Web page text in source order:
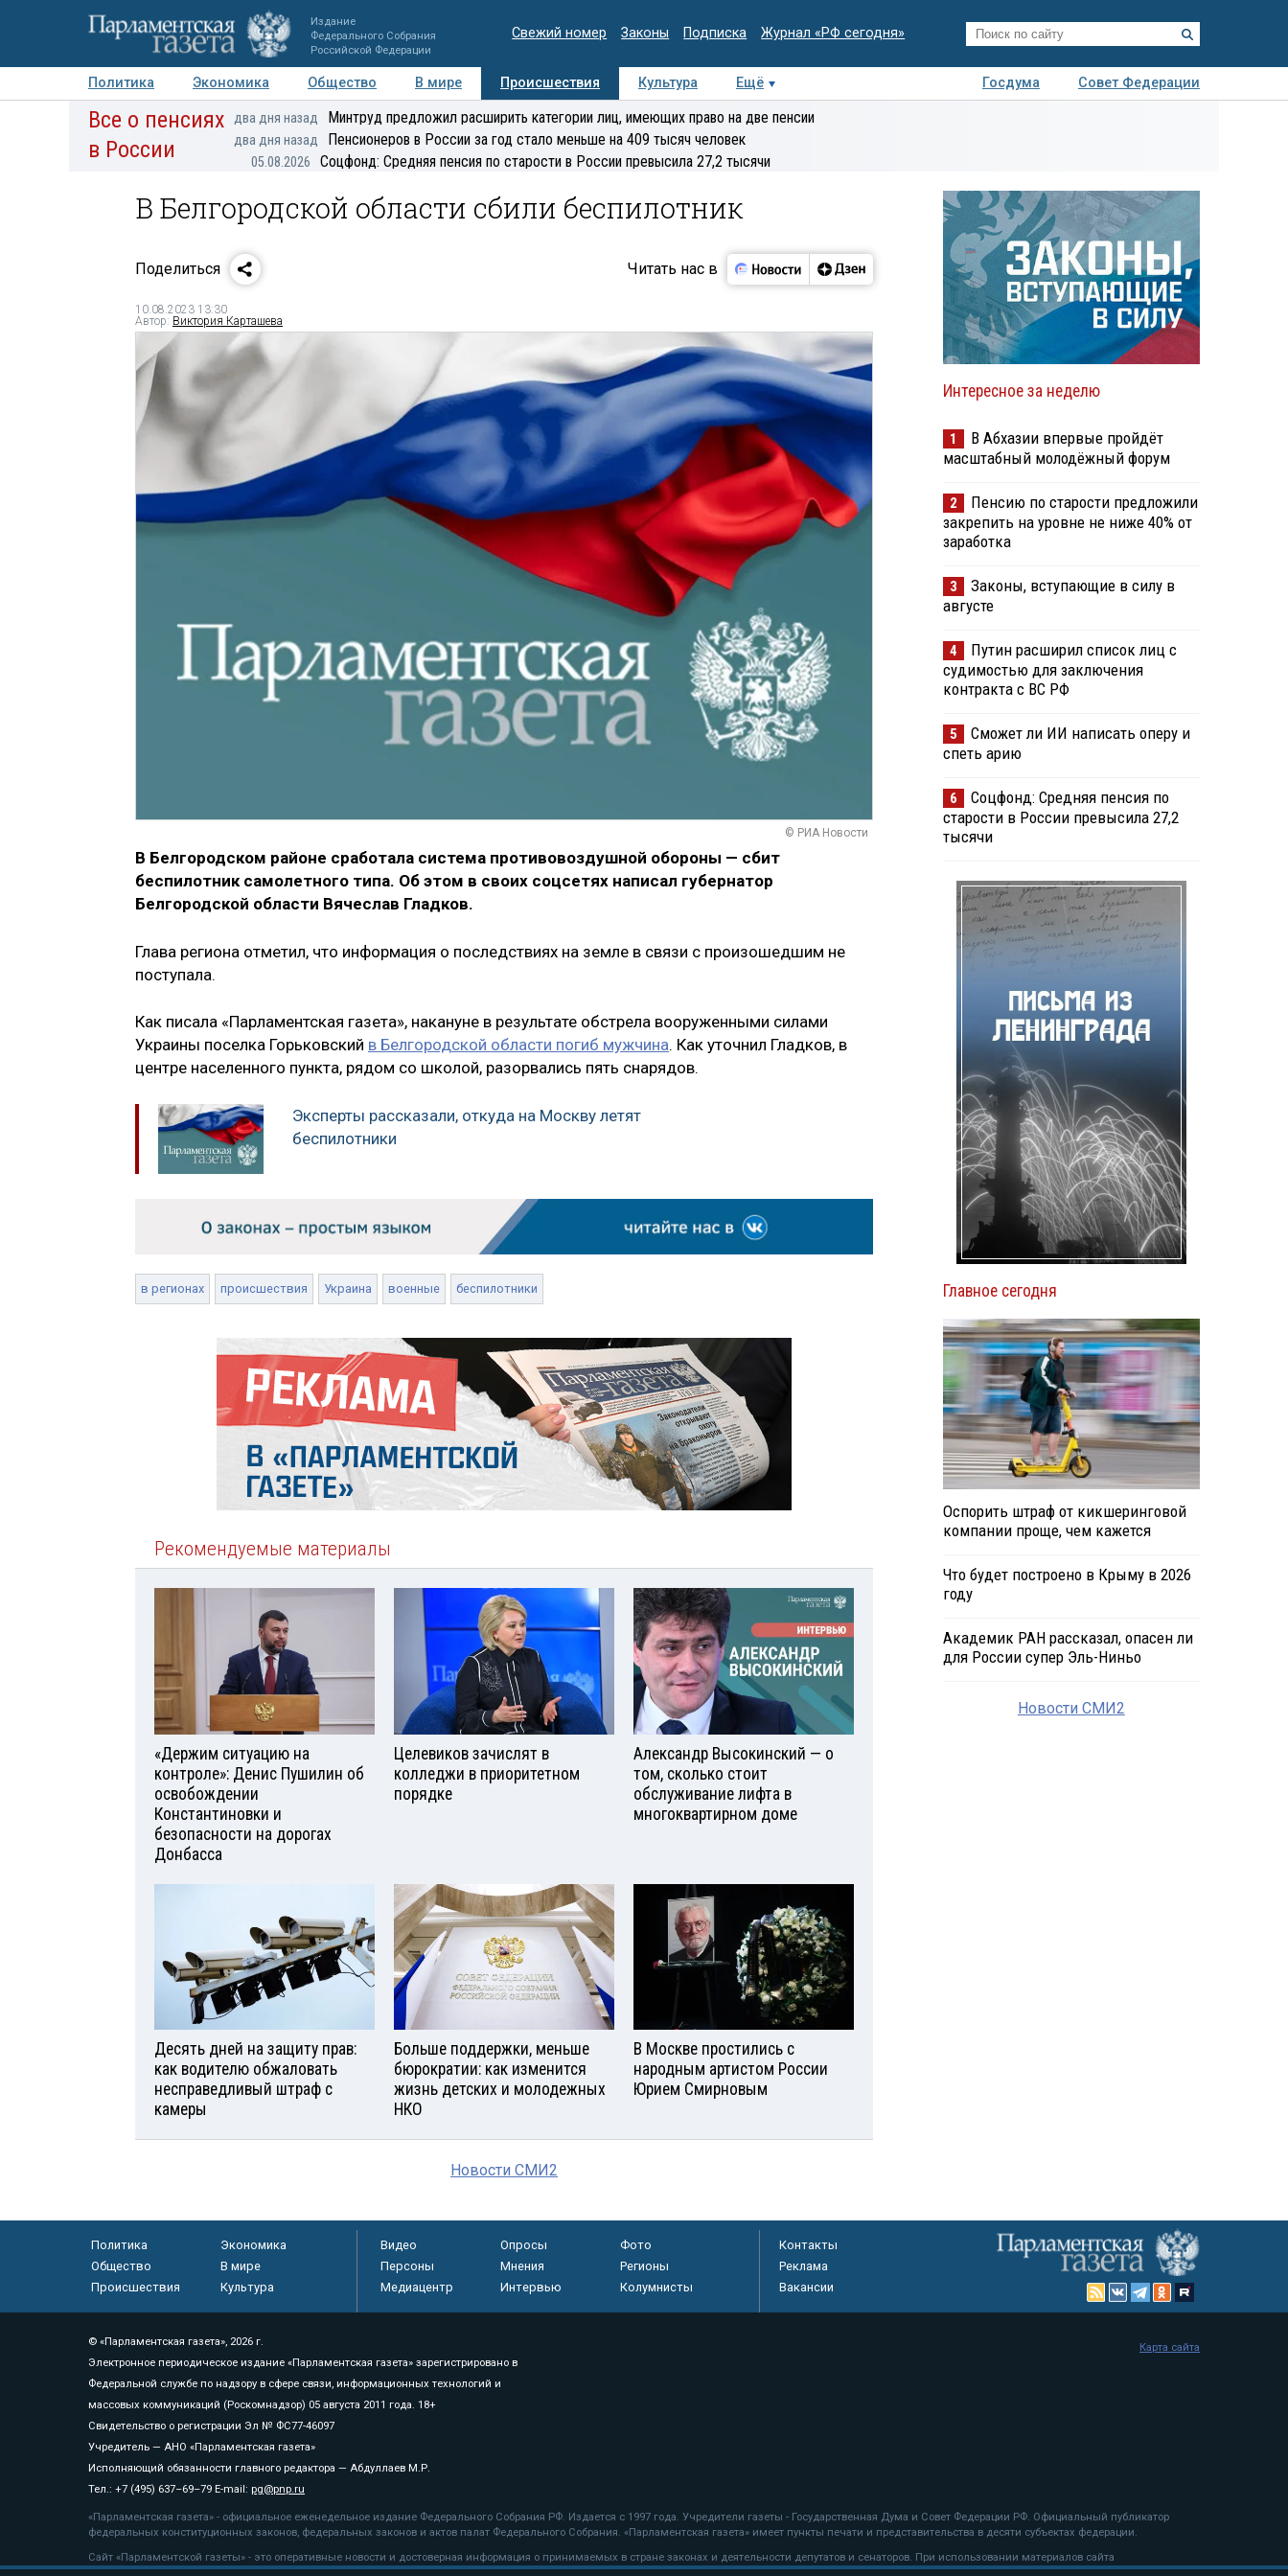
Издание
Федерального Собрания
Российской Федерации
Свежий номер Законы Подписка Журнал «РФ сегодня»
Политика Экономика Общество В мире Происшествия Культура Ещё Госдума
Совет Федерации
Авторы Персоны Мнения Регионы Медиацентр Интервью Колумнисты
Деловая
Все о пенсиях
в России
два дня назад Минтруд предложил расширить категории лиц, имеющих право на две пенсии
два дня назад Пенсионеров в России за год стало меньше на 409 тысяч человек
05.08.2026 Соцфонд: Средняя пенсия по старости в России превысила 27,2 тысячи
В Белгородской области сбили беспилотник
Поделиться Читать нас в
10.08.2023 13:30
Автор: Виктория Карташева
© РИА Новости
В Белгородском районе сработала система противовоздушной обороны — сбит
беспилотник самолетного типа. Об этом в своих соцсетях написал губернатор
Белгородской области Вячеслав Гладков.
Глава региона отметил, что информация о последствиях на земле в связи с произошедшим не
поступала.
Как писала «Парламентская газета», накануне в результате обстрела вооруженными силами
Украины поселка Горьковский в Белгородской области погиб мужчина. Как уточнил Гладков, в
центре населенного пункта, рядом со школой, разорвались пять снарядов.
Эксперты рассказали, откуда на Москву летят
беспилотники
в регионах происшествия Украина военные беспилотники
Рекомендуемые материалы
«Держим ситуацию на
контроле»: Денис Пушилин об
освобождении
Константиновки и
безопасности на дорогах
Донбасса
Целевиков зачислят в
колледжи в приоритетном
порядке
Александр Высокинский — о
том, сколько стоит
обслуживание лифта в
многоквартирном доме
Десять дней на защиту прав:
как водителю обжаловать
несправедливый штраф с
камеры
Больше поддержки, меньше
бюрократии: как изменится
жизнь детских и молодежных
НКО
В Москве простились с
народным артистом России
Юрием Смирновым
Новости СМИ2
Интересное за неделю
1
В Абхазии впервые пройдёт
масштабный молодёжный форум
2
Пенсию по старости предложили
закрепить на уровне не ниже 40% от
заработка
3
Законы, вступающие в силу в
августе
4
Путин расширил список лиц с
судимостью для заключения
контракта с ВС РФ
5
Сможет ли ИИ написать оперу и
спеть арию
6
Соцфонд: Средняя пенсия по
старости в России превысила 27,2
тысячи
Главное сегодня
Оспорить штраф от кикшеринговой
компании проще, чем кажется
Что будет построено в Крыму в 2026
году
Академик РАН рассказал, опасен ли
для России супер Эль-Ниньо
Новости СМИ2
Политика
Экономика
Общество
В мире
Происшествия
Культура
Видео Опросы
Фото
Персоны
Мнения
Регионы
Медиацентр
Интервью Колумнисты
Контакты
Реклама
Вакансии
© «Парламентская газета», 2026 г.
Электронное периодическое издание «Парламентская газета» зарегистрировано в
Федеральной службе по надзору в сфере связи, информационных технологий и
массовых коммуникаций (Роскомнадзор) 05 августа 2011 года. 18+
Свидетельство о регистрации Эл № ФС77-46097
Учредитель — АНО «Парламентская газета»
Исполняющий обязанности главного редактора — Абдуллаев М.Р.
Тел.: +7 (495) 637–69–79 E-mail: pg@pnp.ru
«Парламентская газета» - официальное еженедельное издание Федерального Собрания РФ. Издается с 1997 года. Учредители газеты - Государственная Дума и Совет Федерации РФ. Официальный публикатор
федеральных конституционных законов, федеральных законов и актов палат Федерального Собрания. «Парламентская газета» имеет пункты печати и представительства в десяти субъектах федерации.
Сайт «Парламентской газеты» - это оперативные новости и достоверная информация о принимаемых в стране законах и деятельности депутатов и сенаторов. При использовании материалов сайта
«Парламентской газеты» активная ссылка на pnp.ru обязательна.
Карта сайта